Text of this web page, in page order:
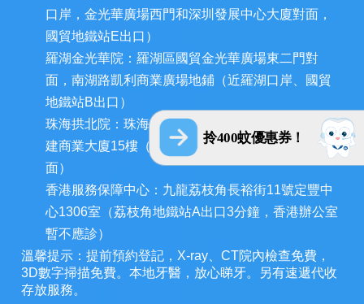
拎400蚊優惠券！
口岸，金光華廣場西門和深圳發展中心大廈對面，
國貿地鐵站E出口）
羅湖金光華院：羅湖區國貿金光華廣場東二門對
面，南湖路凱利商業廣場地鋪（近羅湖口岸、國貿
地鐵站B出口）
珠海拱北院：珠海市香洲區拱北迎賓南路1155號中
建商業大廈15樓（近拱北口岸，迎賓百貨廣場對
面）
香港服務保障中心：九龍荔枝角長裕街11號定豐中
心1306室（荔枝角地鐵站A出口3分鐘，香港辦公室
暫不應診）
溫馨提示：提前預約登記，X-ray、CT院內檢查免費，
3D數字掃描免費。本地牙醫，放心睇牙。另有速遞代收
存放服務。